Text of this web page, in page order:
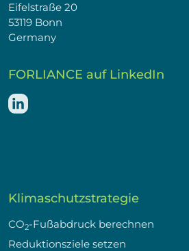
Eifelstraße 20
53119 Bonn
Germany
FORLIANCE auf LinkedIn
Klimaschutzstrategie
CO2-Fußabdruck berechnen
Reduktionsziele setzen